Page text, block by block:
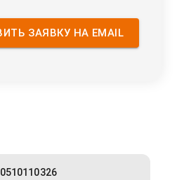
ЗАЯВКУ НА EMAIL
0510110326